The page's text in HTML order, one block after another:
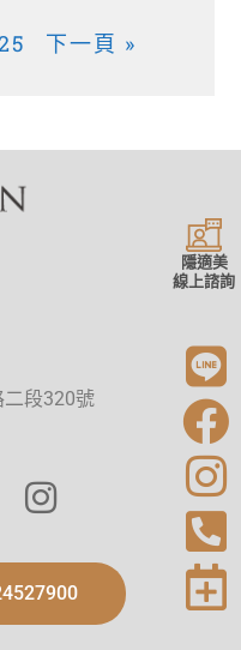
下一頁 »
段320號
隱適美
線上諮詢